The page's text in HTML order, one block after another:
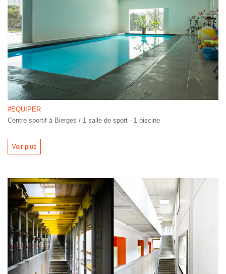
#EQUIPER
Centre sportif à Bierges / 1 salle de sport - 1 piscine
Voir plus